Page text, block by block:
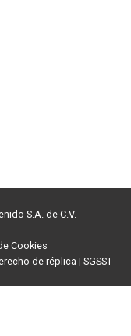
S.A. de C.V.
Cookies
de réplica | SGSST